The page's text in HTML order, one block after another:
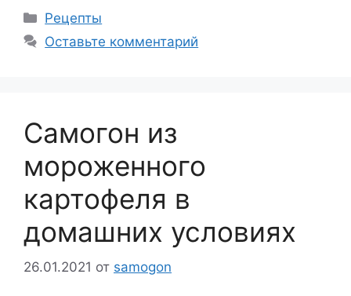
Рубрики
Рецепты
Оставьте комментарий
Самогон из
мороженного
картофеля в
домашних условиях
26.01.2021 от samogon